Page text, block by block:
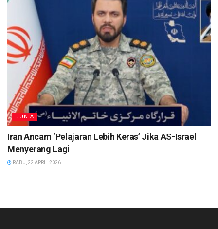
DUNIA
Iran Ancam ‘Pelajaran Lebih Keras’ Jika AS-Israel
Menyerang Lagi
RABU, 22 APRIL 2026